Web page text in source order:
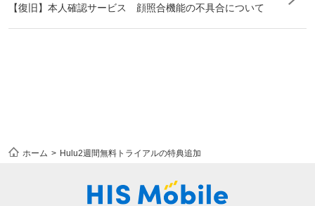
【復旧】本人確認サービス 顔照合機能の不具合について
ホーム Hulu2週間無料トライアルの特典追加